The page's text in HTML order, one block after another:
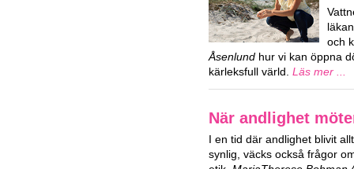
och
Åsenlund hur vi kan öppna
kärleksfull värld. Läs mer ...
När andlighet
I en tid där andlighet blivit
synlig, väcks också frågor